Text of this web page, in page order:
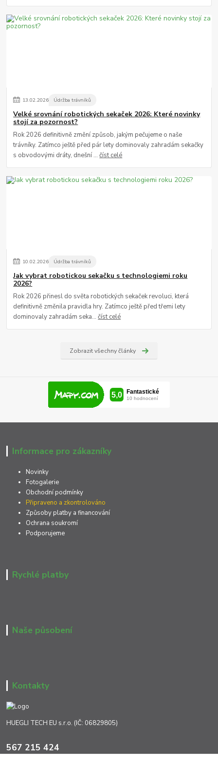
13.02.2026 Údržba trávníků
Velké srovnání robotických sekaček 2026: Které novinky
stojí za pozornost?
Rok 2026 definitivně změní způsob, jakým pečujeme o naše
trávníky. Zatímco ještě před pár lety dominovaly zahradám sekačky
s obvodovými dráty, dnešní ...číst celé
10.02.2026 Údržba trávníků
Jak vybrat robotickou sekačku s technologiemi roku
2026?
Rok 2026 přinesl do světa robotických sekaček revoluci, která
definitivně změnila pravidla hry. Zatímco ještě před třemi lety
dominovaly zahradám seka...číst celé
Zobrazit všechny články
Informace pro zákazníky
Novinky
Fotogalerie
Obchodní podmínky
Připraveno a zkontrolováno
Způsoby platby a financování
Ochrana soukromí
Podporujeme
Rychlé platby
Naše působení
Kontakty
HUEGLI TECH EU s.r.o. (IČ: 06829805)
567 215 424